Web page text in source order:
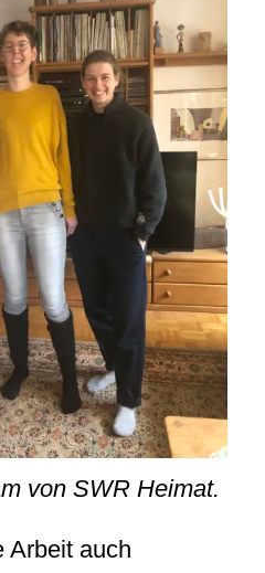
von SWR Heimat.
Arbeit auch